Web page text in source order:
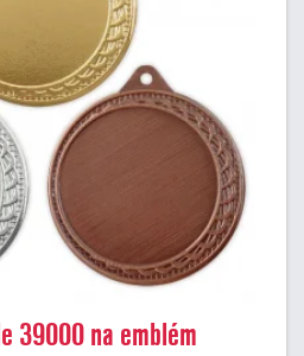
39000 na emblém